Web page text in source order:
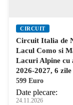
CIRCUIT
Circuit Italia de
Lacul Como si
Lacuri Alpine cu
2026-2027, 6 zile
599 Euro
Date plecare:
24.11.2026